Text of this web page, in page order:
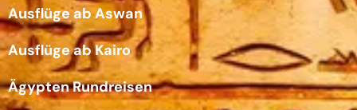
Ausflüge ab Aswan
Ausflüge ab Kairo
Ägypten Rundreisen